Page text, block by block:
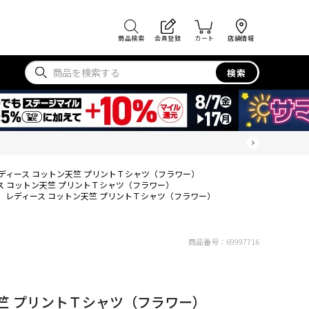
商品検索 会員登録 カート 店舗情報
検索
ィース コットン天竺 プリントＴシャツ（フラワー）
コットン天竺 プリントＴシャツ（フラワー）
レディース コットン天竺 プリントＴシャツ（フラワー）
プリントＴシャツ（フラワー）
商品番号： 69997716